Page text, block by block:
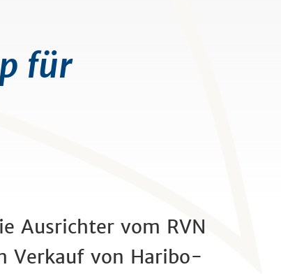
für
Ausrichter vom RVN
Verkauf von Haribo-